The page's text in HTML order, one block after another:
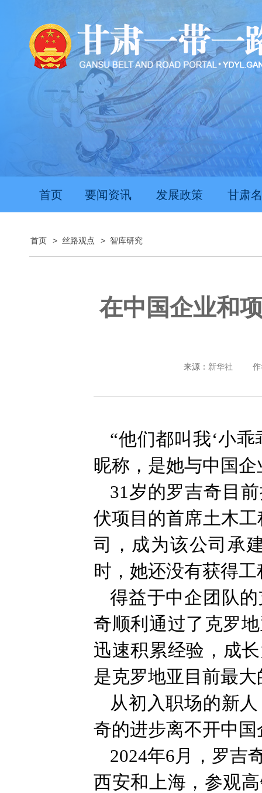
首页 要闻资讯 发展政策 甘肃
首页 > 丝路观点 > 智库研究
在中国企业和
来源： 新华社
“他们都叫我‘小
昵称，是她与中国
31岁的罗吉奇目
伏项目的首席土木
司，成为该公司承
时，她还没有获得
得益于中企团队
奇顺利通过了克罗
迅速积累经验，成
是克罗地亚目前最
从初入职场的新
奇的进步离不开中
2024年6月，罗吉
西安和上海，参观